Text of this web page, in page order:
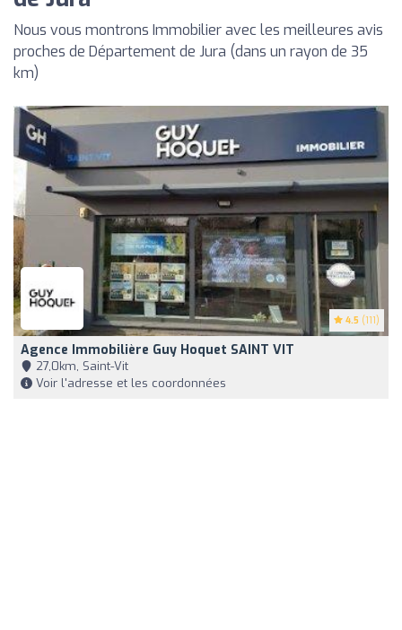
Nous vous montrons Immobilier avec les meilleures avis
proches de Département de Jura (dans un rayon de 35
km)
4.5 (111)
Agence Immobilière Guy Hoquet SAINT VIT
27,0km, Saint-Vit
Voir l'adresse et les coordonnées